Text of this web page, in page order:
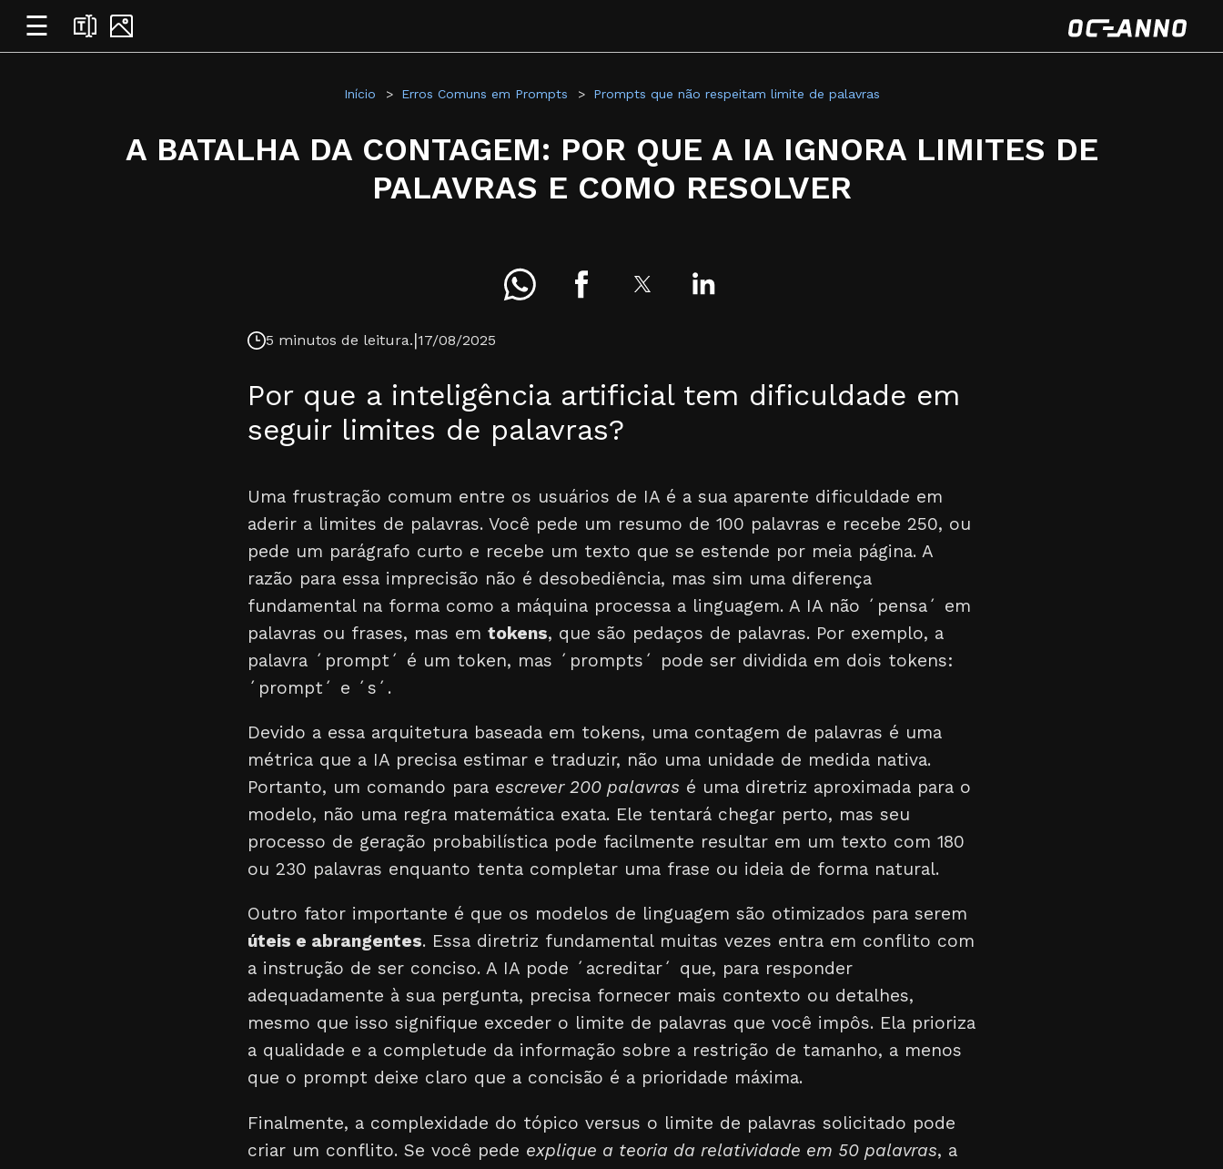
☰
Início Erros Comuns em Prompts Prompts que não respeitam limite de palavras
A BATALHA DA CONTAGEM: POR QUE A IA IGNORA LIMITES DE
PALAVRAS E COMO RESOLVER
5 minutos de leitura.|17/08/2025
Por que a inteligência artificial tem dificuldade em
seguir limites de palavras?
Uma frustração comum entre os usuários de IA é a sua aparente dificuldade em
aderir a limites de palavras. Você pede um resumo de 100 palavras e recebe 250, ou
pede um parágrafo curto e recebe um texto que se estende por meia página. A
razão para essa imprecisão não é desobediência, mas sim uma diferença
fundamental na forma como a máquina processa a linguagem. A IA não ´pensa´ em
palavras ou frases, mas em tokens, que são pedaços de palavras. Por exemplo, a
palavra ´prompt´ é um token, mas ´prompts´ pode ser dividida em dois tokens:
´prompt´ e ´s´.
Devido a essa arquitetura baseada em tokens, uma contagem de palavras é uma
métrica que a IA precisa estimar e traduzir, não uma unidade de medida nativa.
Portanto, um comando para escrever 200 palavras é uma diretriz aproximada para o
modelo, não uma regra matemática exata. Ele tentará chegar perto, mas seu
processo de geração probabilística pode facilmente resultar em um texto com 180
ou 230 palavras enquanto tenta completar uma frase ou ideia de forma natural.
Outro fator importante é que os modelos de linguagem são otimizados para serem
úteis e abrangentes. Essa diretriz fundamental muitas vezes entra em conflito com
a instrução de ser conciso. A IA pode ´acreditar´ que, para responder
adequadamente à sua pergunta, precisa fornecer mais contexto ou detalhes,
mesmo que isso signifique exceder o limite de palavras que você impôs. Ela prioriza
a qualidade e a completude da informação sobre a restrição de tamanho, a menos
que o prompt deixe claro que a concisão é a prioridade máxima.
Finalmente, a complexidade do tópico versus o limite de palavras solicitado pode
criar um conflito. Se você pede explique a teoria da relatividade em 50 palavras, a